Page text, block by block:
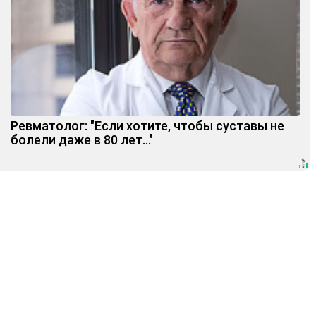
Ревматолог: "Если хотите, чтобы суставы не
болели даже в 80 лет..."